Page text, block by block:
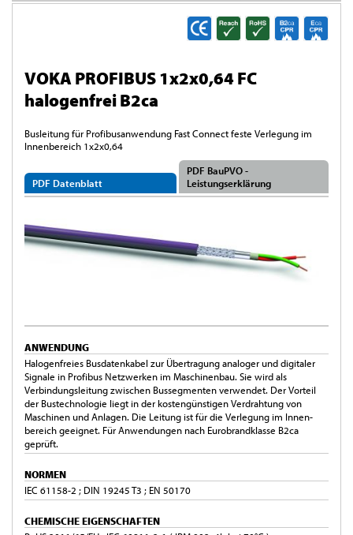
VOKA PROFIBUS 1x2x0,64 FC
halogenfrei B2ca
Busleitung für Profibusanwendung Fast Connect feste Verlegung im
Innenbereich 1x2x0,64
PDF Datenblatt
PDF BauPVO -
Leistungserklärung
ANWENDUNG
Halogenfreies Busdatenkabel zur Übertragung analoger und digitaler
Signale in Profibus Netzwerken im Maschinenbau. Sie wird als
Verbindungsleitung zwischen Bussegmenten verwendet. Der Vorteil
der Bustechnologie liegt in der kostengünstigen Verdrahtung von
Maschinen und Anlagen. Die Leitung ist für die Verlegung im Innen-
bereich geeignet. Für Anwendungen nach Eurobrandklasse B2ca
geprüft.
NORMEN
IEC 61158-2 ; DIN 19245 T3 ; EN 50170
CHEMISCHE EIGENSCHAFTEN